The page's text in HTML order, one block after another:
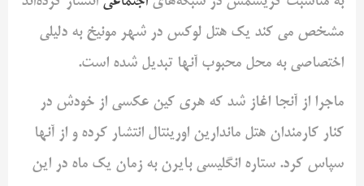
مشخص می کند یک هتل لوکس در شهر مونیخ به ‌دلیلی
اختصاصی به محل محبوب آنها تبدیل شده است. ‌
ماجرا از آنجا اغاز شد که هری کین عکسی از خودش در
کنار کارمندان هتل ماندارین ‌اورینتال انتشار کرده و از آنها
سپاس کرد. ستاره انگلیسی بایرن به زمان یک ماه در این